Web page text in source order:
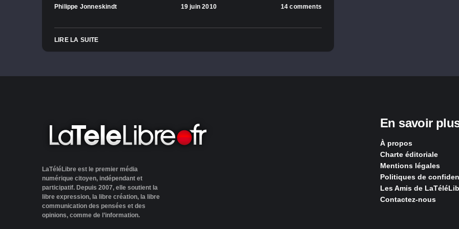
Philippe Jonneskindt 19 juin 2010 14 comments
LIRE LA SUITE
LaTéléLibre est le premier média
numérique citoyen, indépendant et
participatif. Depuis 2007, elle soutient la
libre expression, la libre création, la libre
communication des pensées et des
opinions, comme de l’information.
En savoir
À propos
Charte éditoriale
Mentions légales
Politiques de
Les Amis de
Contactez-nous